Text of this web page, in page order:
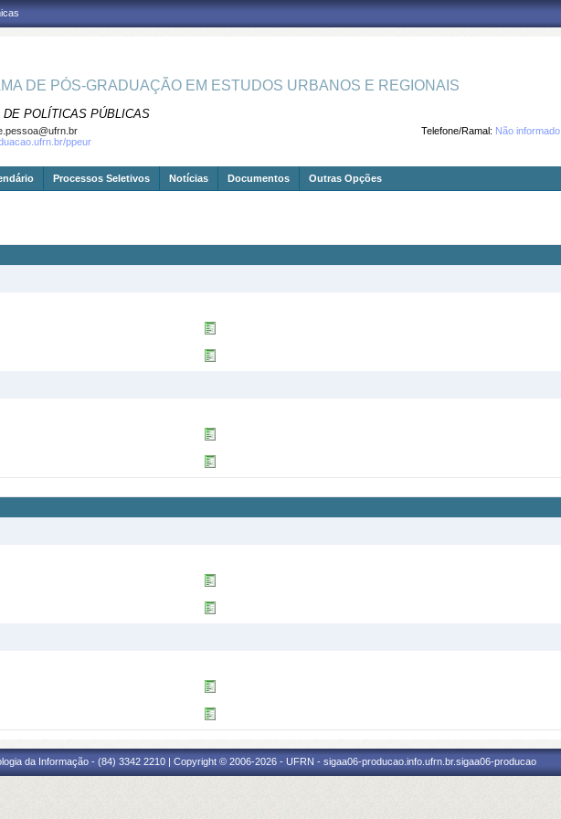
DE PÓS-GRADUAÇÃO EM ESTUDOS URBANOS E REGIONAIS
DE POLÍTICAS PÚBLICAS
Telefone/Ramal: Não informado
ppeur
Processos Seletivos Notícias Documentos Outras Opções
da Informação - (84) 3342 2210 | Copyright © 2006-2026 - UFRN - sigaa06-producao.info.ufrn.br.sigaa06-producao